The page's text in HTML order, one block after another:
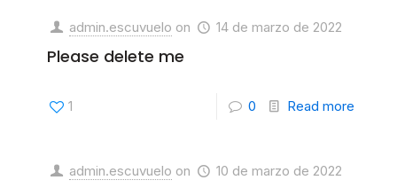
admin.escuvuelo on 14 de marzo de 2022
Please delete me
1 0 Read more
admin.escuvuelo on 10 de marzo de 2022